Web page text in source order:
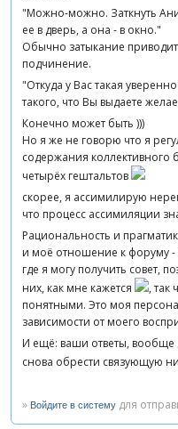
"Можно-можно. Заткнуть
ее в дверь, а она - в окно."
Обычно затыкание
подчинение.
"Откуда у Вас такая
такого, что Вы выдаете
Конечно может быть )))
Но я же не говорю что я
содержания коллективного
четырёх гештальтов
скорее, я ассимилирую
что процесс ассимиляции
Рациональность и
и моё отношение к форуму -
где я могу получить совет,
них, как мне кажется
, так
понятными. Это моя
зависимости от моего
И ещё: ваши ответы, вообще
снова обрести связующую
» Войдите в систему для